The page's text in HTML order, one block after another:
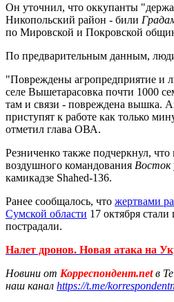
Он уточнил, что оккупанты
Никопольский район - били
по Мировской и Покровской
По предварительным данным,
"Повреждены агропредприятие и
селе Вышетарасовка почти 1000
там и связи - повреждена вышка.
приступят к работе как только
отметил глава ОВА.
Резниченко также подчеркнул,
воздушного командования Восток
камикадзе Shahed-136.
Ранее сообщалось, что жертвами
Сумской области 17 октября
пострадали.
Налет дронов. Новая атака на
Новини от Корреспондент.netв
наш канал https://t.me/